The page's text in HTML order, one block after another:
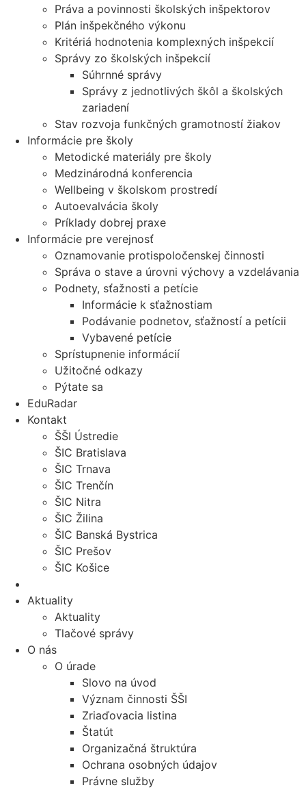
Práva a povinnosti školských inšpektorov
Plán inšpekčného výkonu
Kritériá hodnotenia komplexných inšpekcií
Správy zo školských inšpekcií
Súhrnné správy
Správy z jednotlivých škôl a školských
zariadení
Stav rozvoja funkčných gramotností žiakov
Informácie pre školy
Metodické materiály pre školy
Medzinárodná konferencia
Wellbeing v školskom prostredí
Autoevalvácia školy
Príklady dobrej praxe
Informácie pre verejnosť
Oznamovanie protispoločenskej činnosti
Správa o stave a úrovni výchovy a vzdelávania
Podnety, sťažnosti a petície
Informácie k sťažnostiam
Podávanie podnetov, sťažností a petícii
Vybavené petície
Sprístupnenie informácií
Užitočné odkazy
Pýtate sa
EduRadar
Kontakt
ŠŠI Ústredie
ŠIC Bratislava
ŠIC Trnava
ŠIC Trenčín
ŠIC Nitra
ŠIC Žilina
ŠIC Banská Bystrica
ŠIC Prešov
ŠIC Košice
Aktuality
Aktuality
Tlačové správy
O nás
O úrade
Slovo na úvod
Význam činnosti ŠŠI
Zriaďovacia listina
Štatút
Organizačná štruktúra
Ochrana osobných údajov
Právne služby